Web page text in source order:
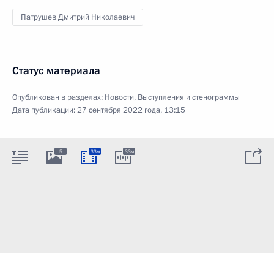
Патрушев Дмитрий Николаевич
Статус материала
Опубликован в разделах: Новости, Выступления и стенограммы
Дата публикации:27 сентября 2022 года, 13:15
5 33м 33м